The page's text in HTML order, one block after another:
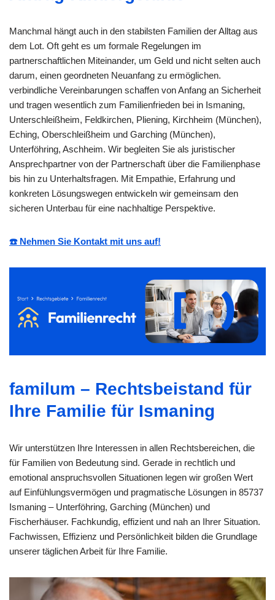
Manchmal hängt auch in den stabilsten Familien der Alltag aus
dem Lot. Oft geht es um formale Regelungen im
partnerschaftlichen Miteinander, um Geld und nicht selten auch
darum, einen geordneten Neuanfang zu ermöglichen.
verbindliche Vereinbarungen schaffen von Anfang an Sicherheit
und tragen wesentlich zum Familienfrieden bei in Ismaning,
Unterschleißheim, Feldkirchen, Pliening, Kirchheim (München),
Eching, Oberschleißheim und Garching (München),
Unterföhring, Aschheim. Wir begleiten Sie als juristischer
Ansprechpartner von der Partnerschaft über die Familienphase
bis hin zu Unterhaltsfragen. Mit Empathie, Erfahrung und
konkreten Lösungswegen entwickeln wir gemeinsam den
sicheren Unterbau für eine nachhaltige Perspektive.
☎️ Nehmen Sie Kontakt mit uns auf!
familum – Rechtsbeistand für
Ihre Familie für Ismaning
Wir unterstützen Ihre Interessen in allen Rechtsbereichen, die
für Familien von Bedeutung sind. Gerade in rechtlich und
emotional anspruchsvollen Situationen legen wir großen Wert
auf Einfühlungsvermögen und pragmatische Lösungen in 85737
Ismaning – Unterföhring, Garching (München) und
Fischerhäuser. Fachkundig, effizient und nah an Ihrer Situation.
Fachwissen, Effizienz und Persönlichkeit bilden die Grundlage
unserer täglichen Arbeit für Ihre Familie.